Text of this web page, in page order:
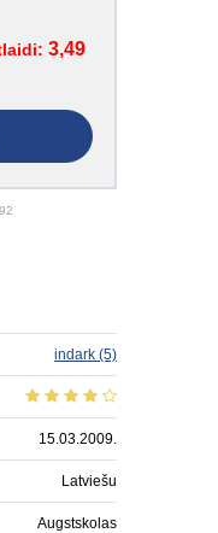
3,49
indark (5)
15.03.2009.
Latviešu
Augstskolas